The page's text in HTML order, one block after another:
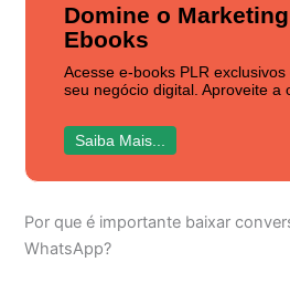
Domine o
Ebooks
Acesse e-books PLR
seu negócio digital. Aproveite a
Saiba Mais...
Por que é importante baixar
WhatsApp?